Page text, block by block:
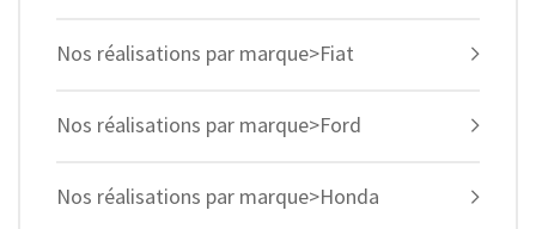
Nos réalisations par marque>Fiat
Nos réalisations par marque>Ford
Nos réalisations par marque>Honda